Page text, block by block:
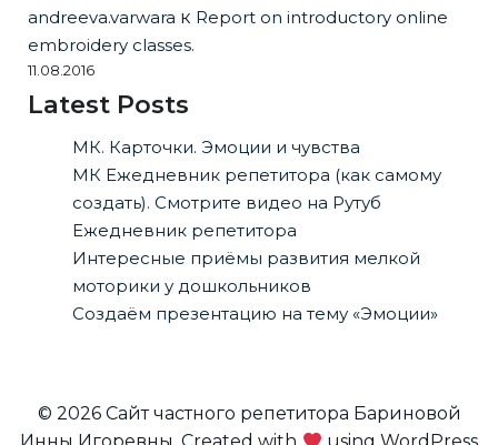
andreeva.varwara к Report on introductory online
embroidery classes.
11.08.2016
Latest Posts
МК. Карточки. Эмоции и чувства
МК Ежедневник репетитора (как самому
создать). Смотрите видео на Рутуб
Ежедневник репетитора
Интересные приёмы развития мелкой
моторики у дошкольников
Создаём презентацию на тему «Эмоции»
© 2026 Сайт частного репетитора Бариновой